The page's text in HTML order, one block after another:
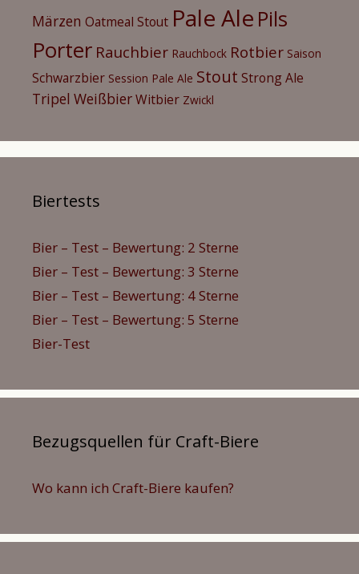
Märzen Oatmeal Stout Pale Ale Pils
Porter Rauchbier Rauchbock Rotbier Saison
Schwarzbier Session Pale Ale Stout Strong Ale
Tripel WeißbierWitbier Zwickl
Biertests
Bier – Test – Bewertung: 2 Sterne
Bier – Test – Bewertung: 3 Sterne
Bier – Test – Bewertung: 4 Sterne
Bier – Test – Bewertung: 5 Sterne
Bier-Test
Bezugsquellen für Craft-Biere
Wo kann ich Craft-Biere kaufen?